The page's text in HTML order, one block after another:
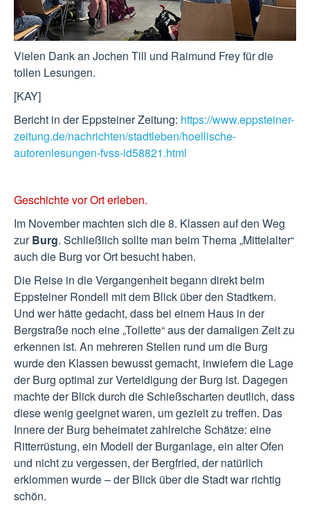
Vielen Dank an Jochen Till und Raimund Frey für die
tollen Lesungen.
[KAY]
Bericht in der Eppsteiner Zeitung: https://www.eppsteiner-
zeitung.de/nachrichten/stadtleben/hoellische-
autorenlesungen-fvss-id58821.html
Geschichte vor Ort erleben.
Im November machten sich die 8. Klassen auf den Weg
zurBurg. Schließlich sollte man beim Thema „Mittelalter“
auch die Burg vor Ort besucht haben.
Die Reise in die Vergangenheit begann direkt beim
Eppsteiner Rondell mit dem Blick über den Stadtkern.
Und wer hätte gedacht, dass bei einem Haus in der
Bergstraße noch eine „Toilette“ aus der damaligen Zeit zu
erkennen ist. An mehreren Stellen rund um die Burg
wurde den Klassen bewusst gemacht, inwiefern die Lage
der Burg optimal zur Verteidigung der Burg ist. Dagegen
machte der Blick durch die Schießscharten deutlich, dass
diese wenig geeignet waren, um gezielt zu treffen. Das
Innere der Burg beheimatet zahlreiche Schätze: eine
Ritterrüstung, ein Modell der Burganlage, ein alter Ofen
und nicht zu vergessen, der Bergfried, der natürlich
erklommen wurde – der Blick über die Stadt war richtig
schön.